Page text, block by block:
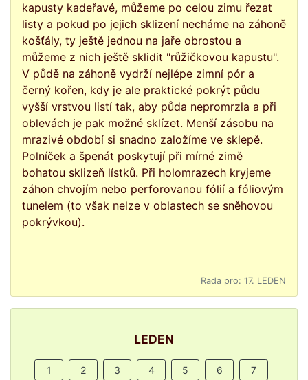
kapusty kadeřavé, můžeme po celou zimu řezat
listy a pokud po jejich sklizení necháme na záhoně
košťály, ty ještě jednou na jaře obrostou a
můžeme z nich ještě sklidit "růžičkovou kapustu".
V půdě na záhoně vydrží nejlépe zimní pór a
černý kořen, kdy je ale praktické pokrýt půdu
vyšší vrstvou listí tak, aby půda nepromrzla a při
oblevách je pak možné sklízet. Menší zásobu na
mrazivé období si snadno založíme ve sklepě.
Polníček a špenát poskytují při mírné zimě
bohatou sklizeň lístků. Při holomrazech kryjeme
záhon chvojím nebo perforovanou fólií a fóliovým
tunelem (to však nelze v oblastech se sněhovou
pokrývkou).
Rada pro: 17. LEDEN
LEDEN
1 2 3 4 5 6 7